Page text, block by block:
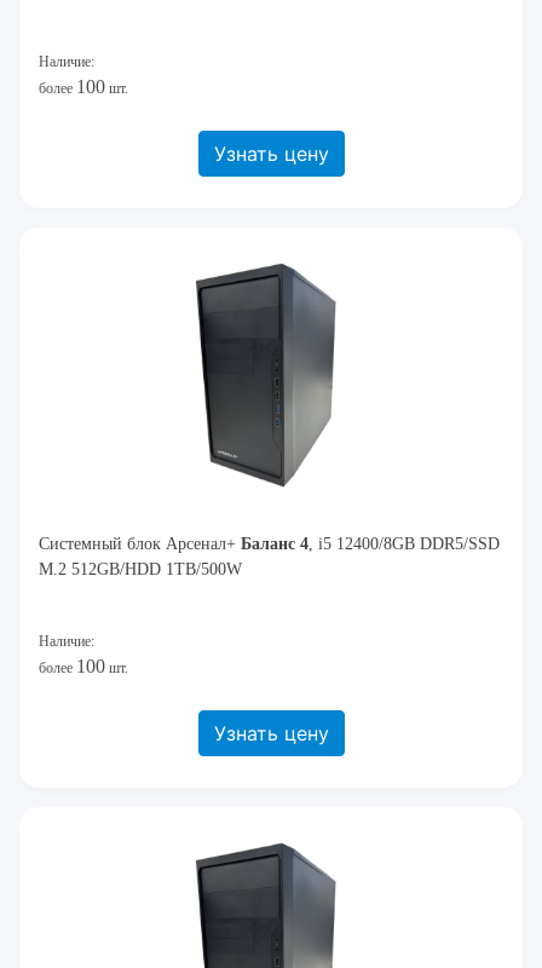
Наличие:
более 100 шт.
Узнать цену
Системный блок Арсенал+ Баланс 4 , i5 12400/8GB DDR5/SSD
M.2 512GB/HDD 1TB/500W
Наличие:
более 100 шт.
Узнать цену